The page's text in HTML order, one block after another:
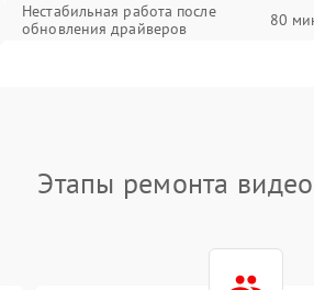
Нестабильная работа после
обновления драйверов
80
Этапы ремонта